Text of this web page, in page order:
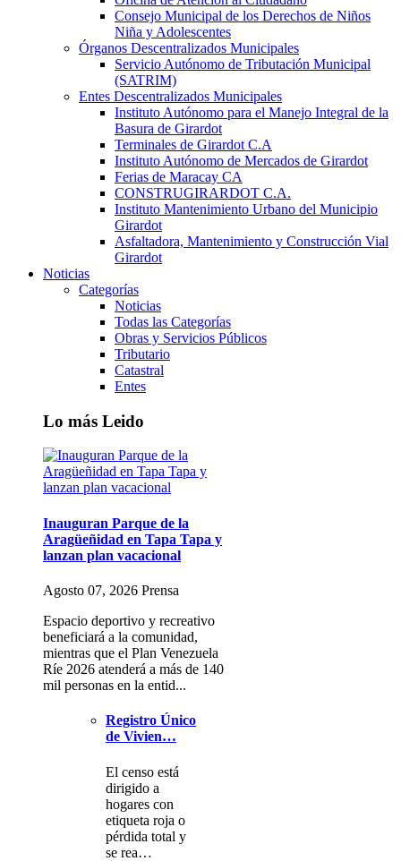
Consejo Municipal de los Derechos de Niños
Niña y Adolescentes
Órganos Descentralizados Municipales
Servicio Autónomo de Tributación Municipal
(SATRIM)
Entes Descentralizados Municipales
Instituto Autónomo para el Manejo Integral de la
Basura de Girardot
Terminales de Girardot C.A
Instituto Autónomo de Mercados de Girardot
Ferias de Maracay CA
CONSTRUGIRARDOT C.A.
Instituto Mantenimiento Urbano del Municipio
Girardot
Asfaltadora, Mantenimiento y Construcción Vial
Girardot
Noticias
Categorías
Noticias
Todas las Categorías
Obras y Servicios Públicos
Tributario
Catastral
Entes
Lo más Leido
Inauguran Parque de la
Aragüeñidad en Tapa Tapa y
lanzan plan vacacional
Agosto 07, 2026 Prensa
Espacio deportivo y recreativo
beneficiará a la comunidad,
mientras que el Plan Venezuela
Ríe 2026 atenderá a más de 140
mil personas en la entid...
Registro Único
de Vivien…
El censo está
dirigido a
hogares con
etiqueta roja o
pérdida total y
se rea…